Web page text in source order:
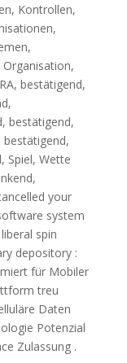
Kontrollen,
bestätigend,
bestätigend,
Spiel, Wette
your
system
spin
depository :
für Mobiler
treu
Daten
Potenzial
Zulassung .